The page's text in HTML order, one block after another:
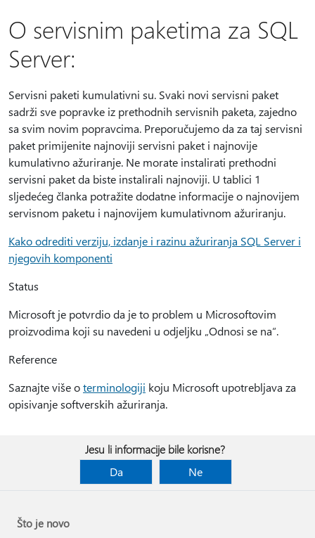
O servisnim paketima za SQL
Server:
Servisni paketi kumulativni su. Svaki novi servisni paket
sadrži sve popravke iz prethodnih servisnih paketa, zajedno
sa svim novim popravcima. Preporučujemo da za taj servisni
paket primijenite najnoviji servisni paket i najnovije
kumulativno ažuriranje. Ne morate instalirati prethodni
servisni paket da biste instalirali najnoviji. U tablici 1
sljedećeg članka potražite dodatne informacije o najnovijem
servisnom paketu i najnovijem kumulativnom ažuriranju.
Kako odrediti verziju, izdanje i razinu ažuriranja SQL Server i
njegovih komponenti
Status
Microsoft je potvrdio da je to problem u Microsoftovim
proizvodima koji su navedeni u odjeljku „Odnosi se na“.
Reference
Saznajte više oterminologiji koju Microsoft upotrebljava za
opisivanje softverskih ažuriranja.
Jesu li informacije bile korisne?
Da
Ne
Što je novo